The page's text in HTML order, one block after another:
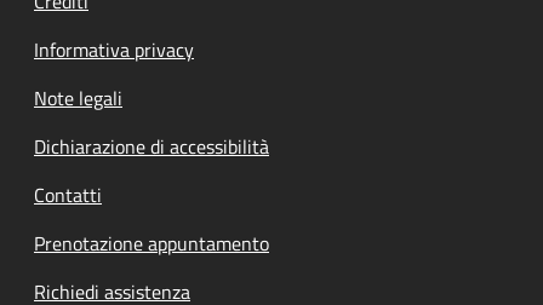
Informativa privacy
Note legali
Dichiarazione di accessibilità
Contatti
Prenotazione appuntamento
Richiedi assistenza